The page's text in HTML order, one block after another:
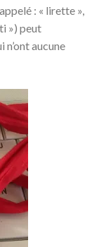
: « lirette »,
») peut
aucune